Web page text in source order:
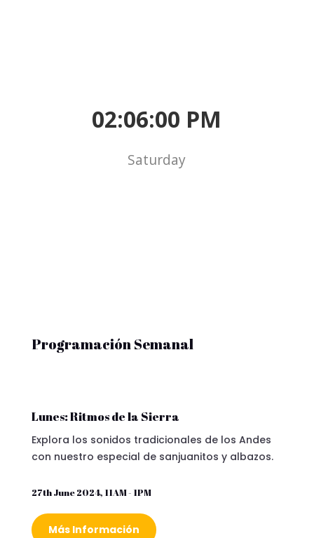
02:06:01 PM
Saturday
Programación Semanal
Lunes: Ritmos de la Sierra
Explora los sonidos tradicionales de los Andes
con nuestro especial de sanjuanitos y albazos.
27th June 2024, 11AM - 1PM
Más Información